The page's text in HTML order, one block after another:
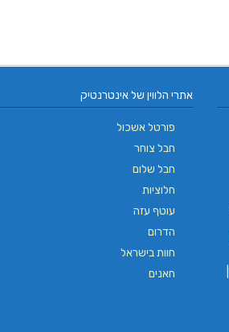
אתרי הלווין של אינטרנטיק
פורטל אשכול
חבל צוחר
חבל שלום
חלוציות
עוטף עזה
הדרום
חוות בישראל
חאנים